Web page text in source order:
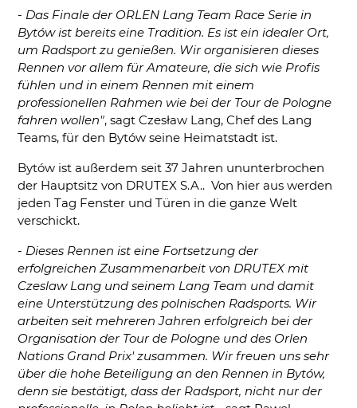
- Das Finale der ORLEN Lang Team Race Serie in
Bytów ist bereits eine Tradition. Es ist ein idealer Ort,
um Radsport zu genießen. Wir organisieren dieses
Rennen vor allem für Amateure, die sich wie Profis
fühlen und in einem Rennen mit einem
professionellen Rahmen wie bei der Tour de Pologne
fahren wollen", sagt Czesław Lang, Chef des Lang
Teams, für den Bytów seine Heimatstadt ist.
Bytów ist außerdem seit 37 Jahren ununterbrochen
der Hauptsitz von DRUTEX S.A.. Von hier aus werden
jeden Tag Fenster und Türen in die ganze Welt
verschickt.
- Dieses Rennen ist eine Fortsetzung der
erfolgreichen Zusammenarbeit von DRUTEX mit
Czeslaw Lang und seinem Lang Team und damit
eine Unterstützung des polnischen Radsports. Wir
arbeiten seit mehreren Jahren erfolgreich bei der
Organisation der Tour de Pologne und des Orlen
Nations Grand Prix' zusammen. Wir freuen uns sehr
über die hohe Beteiligung an den Rennen in Bytów,
denn sie bestätigt, dass der Radsport, nicht nur der